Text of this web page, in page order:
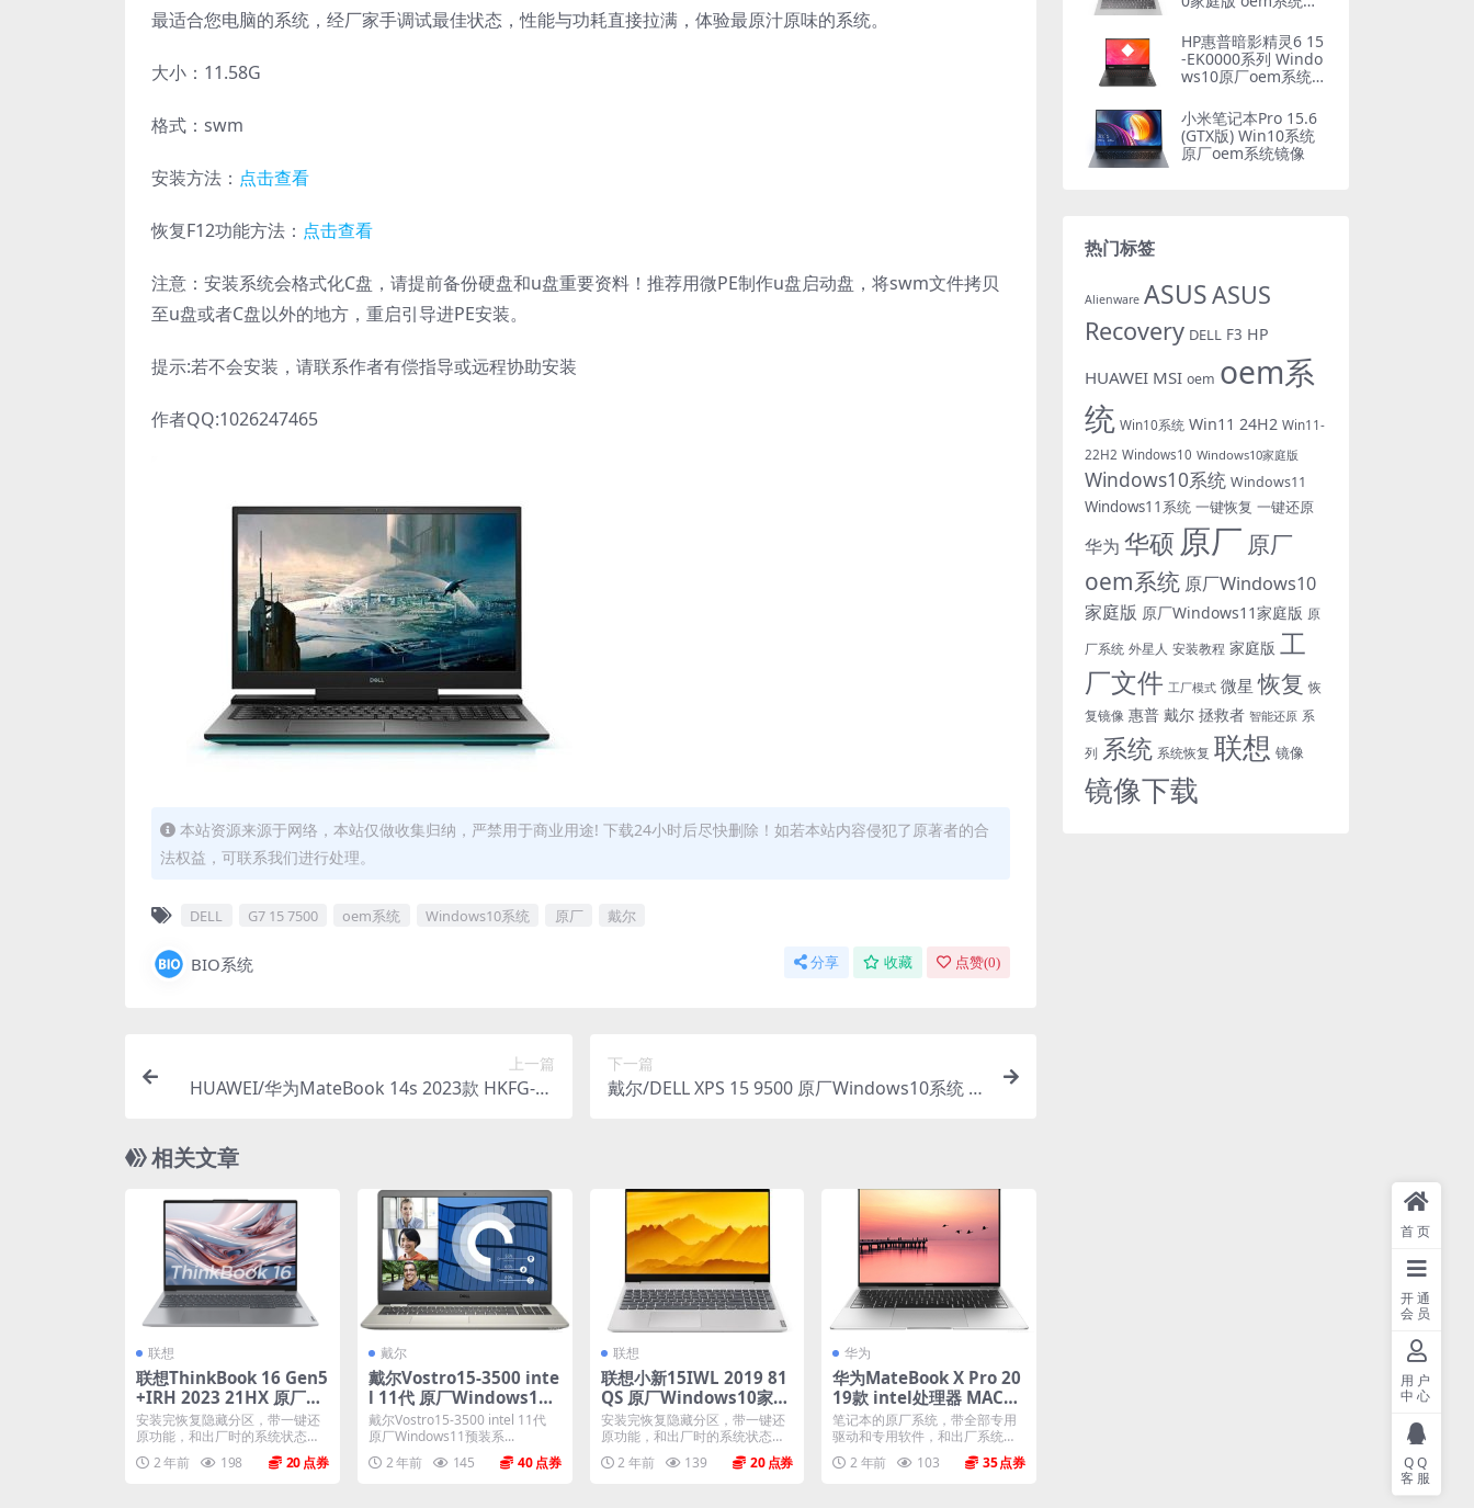
最适合您电脑的系统，经厂家手调试最佳状态，性能与功耗直接拉满，体验最原汁原味的系统。
大小：11.58G
格式：swm
安装方法： 点击查看
恢复F12功能方法： 点击查看
注意：安装系统会格式化C盘，请提前备份硬盘和u盘重要资料！推荐用微PE制作u盘启动盘，将swm文件拷贝
至u盘或者C盘以外的地方，重启引导进PE安装。
提示:若不会安装，请联系作者有偿指导或远程协助安装
作者QQ:1026247465
本站资源来源于网络，本站仅做收集归纳，严禁用于商业用途! 下载24小时后尽快删除！如若本站内容侵犯了原著者的合
法权益，可联系我们进行处理。
DELL G7 15 7500 oem系统 Windows10系统 原厂 戴尔
BIO系统 分享 收藏 点赞(0)
上一篇
HUAWEI/华为MateBook 14s 2023款 HKFG-XX
下一篇
戴尔/DELL XPS 15 9500 原厂Windows10系统 o
相关文章
联想
联想ThinkBook 16 Gen5
+IRH 2023 21HX 原厂Wi
ndows11家庭版 oem系
统镜像下载
安装完恢复隐藏分区，带一键还
原功能，和出厂时的系统状态一
模一样。 机型(MTM)...
2 年前 198 20
戴尔
戴尔Vostro15-3500 inte
l 11代 原厂Windows11
预装系统 oem系统 不带F
12一键还原
戴尔Vostro15-3500 intel 11代
原厂Windows11预装系...
2 年前
145 40
联想
联想小新15IWL 2019 81
QS 原厂Windows10家庭
版 oem系统镜像下载
安装完恢复隐藏分区，带一键还
原功能，和出厂时的系统状态一
模一样。 机型(MTM)...
2 年前 139 20
华为
华为MateBook X Pro 20
19款 intel处理器 MACH
R-W19 Win10家庭版 原
厂oem系统
笔记本的原厂系统，带全部专用
驱动和专用软件，和出厂系统一
摸一样。不带一键还原功能...
2 年前 103 35
HP惠普暗影精灵6 15
-EK0000系列 Windo
ws10原厂oem系统镜
小米笔记本Pro 15.6
(GTX版) Win10系统
原厂oem系统镜像
热门标签
Alienware ASUSASUS
Recovery DELL F3 HP
HUAWEI MSI oem oem系
统 Win10系统 Win11 24H2 Win11-
22H2 Windows10 Windows10家庭版
Windows10系统 Windows11
Windows11系统 一键恢复 一键还原
华为 华硕 原厂 原厂
oem系统 原厂Windows10
家庭版 原厂Windows11家庭版 原
厂系统 外星人 安装教程 家庭版 工
厂文件 工厂模式 微星 恢复 恢
复镜像 惠普 戴尔 拯救者 智能还原 系
列 系统 系统恢复 联想 镜像
镜像下载
首页
开通
会员
用户
中心
QQ
客服